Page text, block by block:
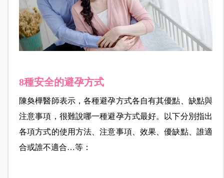
8種安全的避孕方式
陳奐樺醫師表示，各種避孕方式各自有其優點、缺點與
注意事項，很難說哪一種避孕方式最好。以下分別指出
各項方式的使用方法、注意事項、效果、優缺點、誰適
合或誰不適合…等：